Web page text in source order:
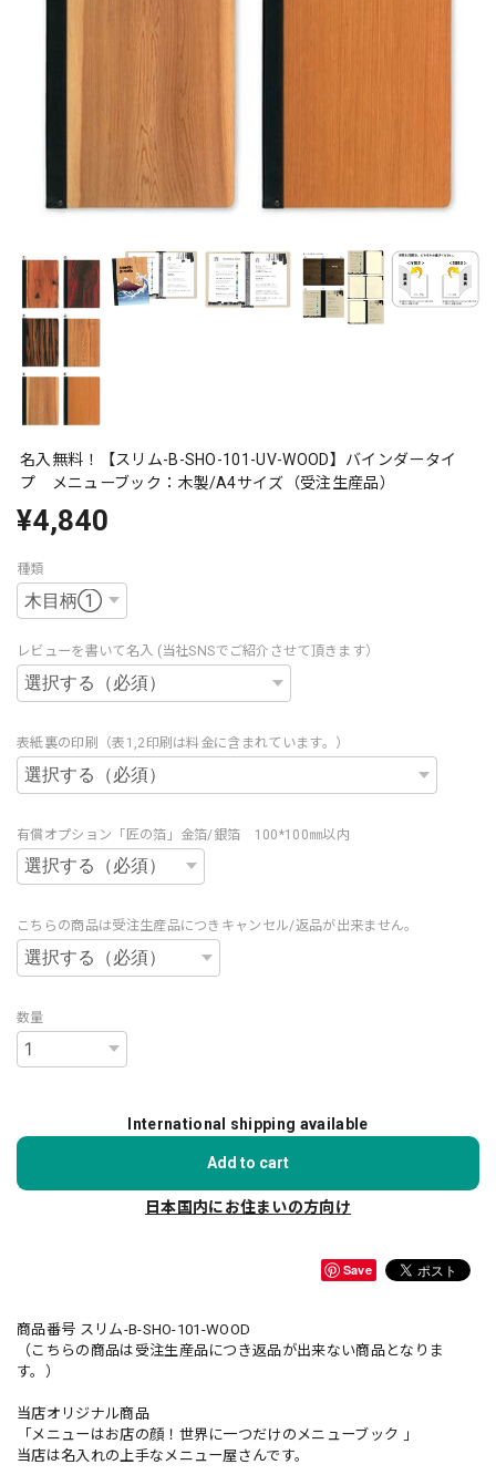
名入無料！【スリム-B-SHO-101-UV-WOOD】バインダータイ
プ メニューブック：木製/A4サイズ（受注生産品）
¥4,840
種類
レビューを書いて名入 (当社SNSでご紹介させて頂きます）
表紙裏の印刷（表1,2印刷は料金に含まれています。）
有償オプション「匠の箔」金箔/銀箔 100*100㎜以内
こちらの商品は受注生産品につきキャンセル/返品が出来ません。
数量
International shipping available
Add to cart
日本国内にお住まいの方向け
Save
商品番号 スリム-B-SHO-101-WOOD
（こちらの商品は受注生産品につき返品が出来ない商品となりま
す。）
当店オリジナル商品
「メニューはお店の顔！世界に一つだけのメニューブック 」
当店は名入れの上手なメニュー屋さんです。